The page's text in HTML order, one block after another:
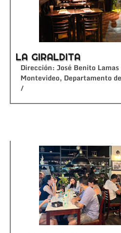
LA GIRALDITA
Dirección: José Benito
Montevideo, Departamento
/